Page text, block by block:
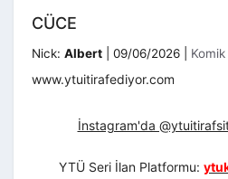
CÜCE
Nick: Albert 09/06/2026 Komik
www.ytuitirafediyor.com
İnstagram'da
YTÜ Seri İlan Platformu: